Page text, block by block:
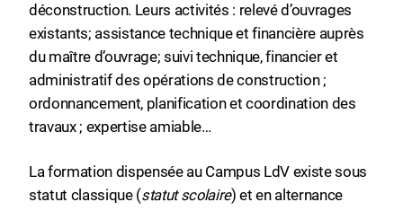
déconstruction. Leurs activités : relevé d’ouvrages
existants; assistance technique et financière auprès
du maître d’ouvrage; suivi technique, financier et
administratif des opérations de construction ;
ordonnancement, planification et coordination des
travaux ; expertise amiable…
La formation dispensée au Campus LdV existe sous
statut classique (statut scolaire) et en alternance